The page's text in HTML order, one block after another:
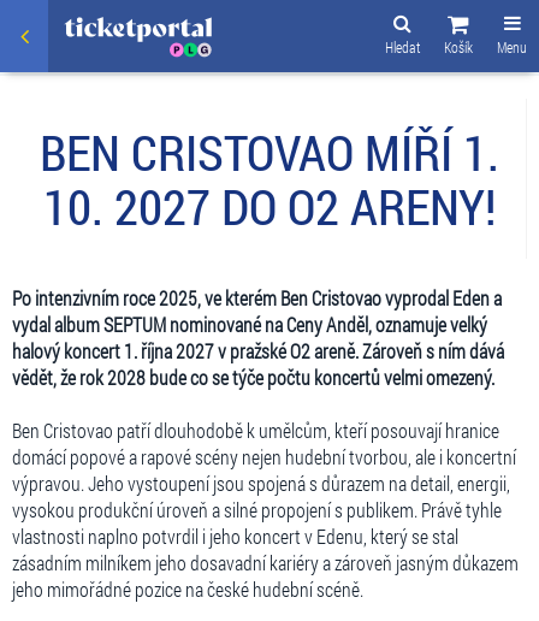
Menu
Košík
Hledat
BEN CRISTOVAO MÍŘÍ 1.
10. 2027 DO O2 ARENY!
Po intenzivním roce 2025, ve kterém Ben Cristovao vyprodal Eden a
vydal album SEPTUM nominované na Ceny Anděl, oznamuje velký
halový koncert 1. října 2027 v pražské O2 areně. Zároveň s ním dává
vědět, že rok 2028 bude co se týče počtu koncertů velmi omezený.
Ben Cristovao patří dlouhodobě k umělcům, kteří posouvají hranice
domácí popové a rapové scény nejen hudební tvorbou, ale i koncertní
výpravou. Jeho vystoupení jsou spojená s důrazem na detail, energii,
vysokou produkční úroveň a silné propojení s publikem. Právě tyhle
vlastnosti naplno potvrdil i jeho koncert v Edenu, který se stal
zásadním milníkem jeho dosavadní kariéry a zároveň jasným důkazem
jeho mimořádné pozice na české hudební scéně.